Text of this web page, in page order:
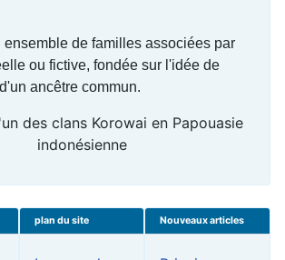
ensemble de familles associées par
ou fictive, fondée sur l'idée de
ancêtre commun.
des clans Korowai en Papouasie
indonésienne
plan du site Nouveaux articles